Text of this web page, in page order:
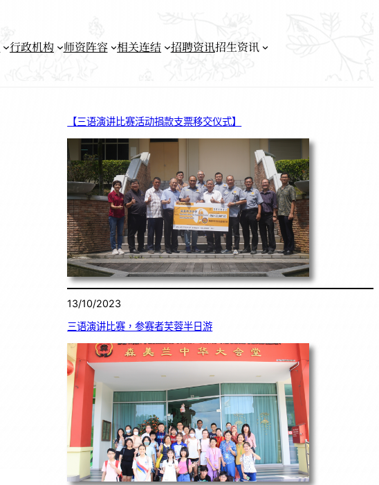
行政机构 师资阵容 相关连结 招聘资讯招生资讯
【三语演讲比赛活动捐款支票移交仪式】
13/10/2023
三语演讲比赛，参赛者芙蓉半日游